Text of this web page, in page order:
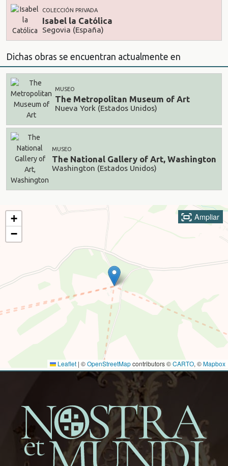
COLECCIÓN PRIVADA
Isabel la Católica
Segovia (España)
Dichas obras se encuentran actualmente en
MUSEO
The Metropolitan Museum of Art
Nueva York (Estados Unidos)
MUSEO
The National Gallery of Art, Washington
Washington (Estados Unidos)
Ampliar
+
−
Leaflet | ©OpenStreetMapcontributors ©CARTO, ©Mapbox